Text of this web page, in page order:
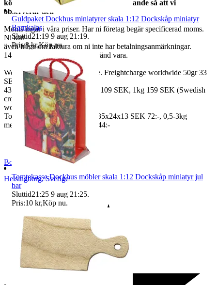
köper från mer än en skicka ett meddelande så att vi
observerar det.
Moms ingår i våra priser. Har ni företag begär specificerad moms.
Ni kan
även fråga om faktura om ni inte har betalningsanmärkningar.
14 dagars full returrätt vid oanvänd vara.
We also ship abroad worldwide. Freightcharge worldwide 50gr 33
SEK, 100 gr
43 SEK, 250gr 85 SEK, 0,5kg 109 SEK, 1kg 159 SEK (Swedish
crown
worldwide price freight)
To Denmark 0,5-3kg measure 35x24x13 SEK 72:-, 0,5-3kg
measure 40x40x140cm SEK 144:-
BoutiqueNo9
Helsingborg,Sverige
Guldpaket Dockhus miniatyrer skala 1:12 Dockskåp miniatyr
Barnkalas
Sluttid21:19 9 aug 21:19.
Pris:8 kr,Köp nu.
Tomtekasse Dockhus möbler skala 1:12 Dockskåp miniatyr jul
bar
Sluttid21:25 9 aug 21:25.
Pris:10 kr,Köp nu.